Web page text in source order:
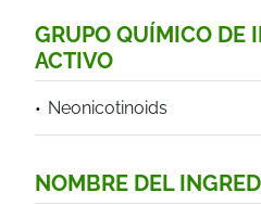
GRUPO QUÍMICO DE
ACTIVO
Neonicotinoids
NOMBRE DEL